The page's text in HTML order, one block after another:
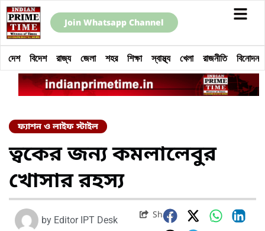
Join Whatsapp Channel
দেশ বিদেশ রাজ্য জেলা শহর শিক্ষা স্বাস্থ্য খেলা রাজনীতি বিনোদন
ফ্যাশন ও লাইফ স্টাইল
ত্বকের জন্য কমলালেবুর
খোসার রহস্য
by Editor IPT Desk
Share